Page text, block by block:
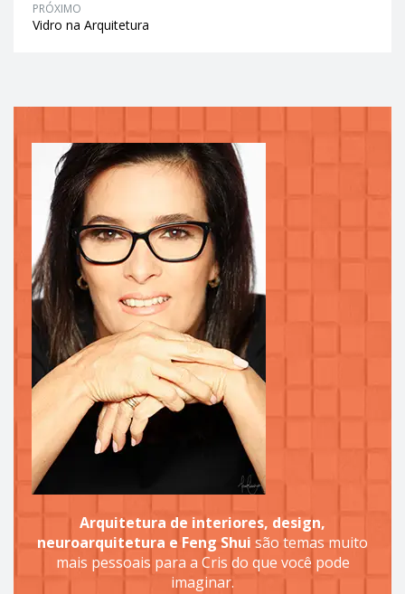
PRÓXIMO
Vidro na Arquitetura
Arquitetura de interiores, design,
neuroarquitetura e Feng Shui são temas muito
mais pessoais para a Cris do que você pode
imaginar.